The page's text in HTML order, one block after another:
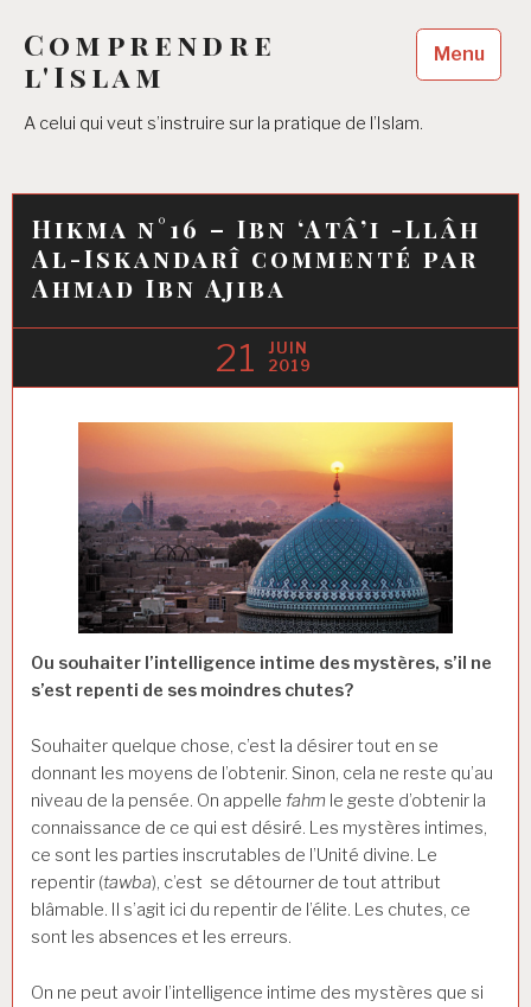
contenu
principal
Comprendre
l'Islam
A celui qui veut s’instruire sur la pratique de l’Islam.
Menu
Hikma n°16 – Ibn ‘Atâ’i -Llâh
Al-Iskandarî commenté par
Ahmad Ibn Ajiba
21
JUIN
2019
Ou souhaiter l’intelligence intime des mystères, s’il ne
s’est repenti de ses moindres chutes?
Souhaiter quelque chose, c’est la désirer tout en se
donnant les moyens de l’obtenir. Sinon, cela ne reste qu’au
niveau de la pensée. On appelle fahm le geste d’obtenir la
connaissance de ce qui est désiré. Les mystères intimes,
ce sont les parties inscrutables de l’Unité divine. Le
repentir (tawba), c’est se détourner de tout attribut
blâmable. Il s’agit ici du repentir de l’élite. Les chutes, ce
sont les absences et les erreurs.
On ne peut avoir l’intelligence intime des mystères que si